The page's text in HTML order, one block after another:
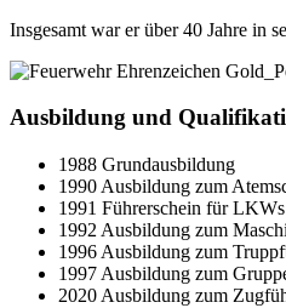
Insgesamt war er über 40 Jahre in
Ausbildung und
1988 Grundausbildung
1990 Ausbildung zum
1991 Führerschein für
1992 Ausbildung zum
1996 Ausbildung zum
1997 Ausbildung zum
2020 Ausbildung zum